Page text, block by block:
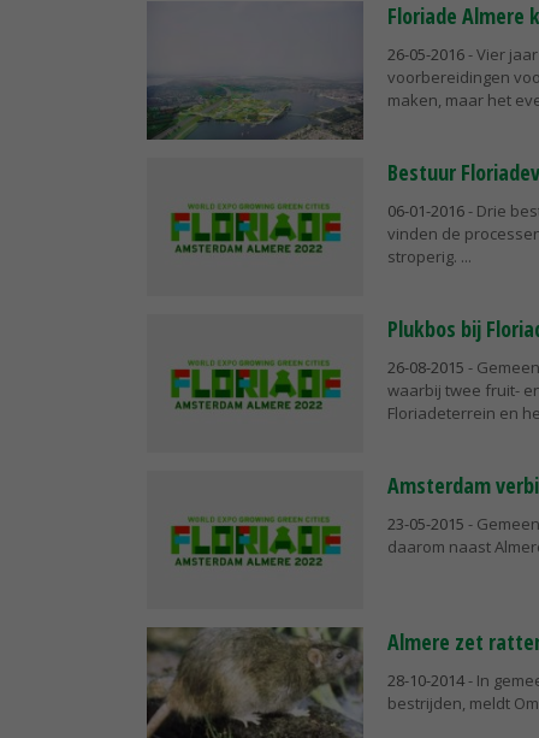
Floriade Almere
26-05-2016- Vier
voorbereidingen
maken, maar het
Bestuur
06-01-2016- Drie
vinden de
stroperig.
Plukbos bij
26-08-2015 -
waarbij twee fruit-
Floriadeterrein en
Amsterdam
23-05-2015 -
daarom naast
Almere zet
28-10-2014- In
bestrijden, meldt